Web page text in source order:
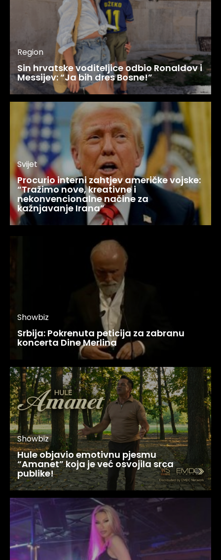
Region
Sin hrvatske voditeljice odbio Ronaldov i
Messijev: “Ja bih dres Bosne!”
Svijet
Procurio interni zahtjev američke vojske:
“Tražimo nove, kreativne i
nekonvencionalne načine za
kažnjavanje Irana”
Showbiz
Srbija: Pokrenuta peticija za zabranu
koncerta Dine Merlina
Showbiz
Hule objavio emotivnu pjesmu
“Amanet” koja je već osvojila srca
publike!